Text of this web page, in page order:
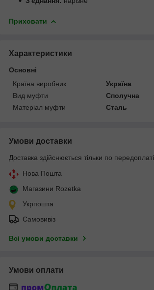
Приховати
Характеристики
Основні
Країна виробник
Україна
Вид муфти
Сполучна
Матеріал муфти
Сталь
Умови доставки
Доставка здійснюється тільки по передоплаті.
Нова Пошта
Магазини Rozetka
Укрпошта
Самовивіз
Всі умови доставки
Умови оплати